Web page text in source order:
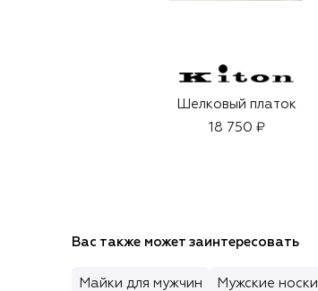
Шелковый платок
18 750 ₽
Вас также может заинтересовать
Майки для мужчин Мужские носки